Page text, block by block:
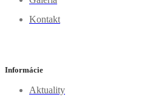
Kontakt
Informácie
Aktuality